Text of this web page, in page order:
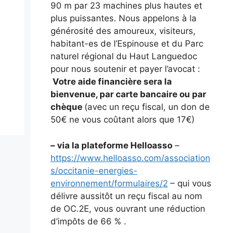
90 m par 23 machines plus hautes et
plus puissantes. Nous appelons à la
générosité des amoureux, visiteurs,
habitant-es de l’Espinouse et du Parc
naturel régional du Haut Languedoc
pour nous soutenir et payer l’avocat :
Votre aide financière sera la
bienvenue, par carte bancaire ou par
chèque (avec un reçu fiscal, un don de
50€ ne vous coûtant alors que 17€)
– via la plateforme Helloasso–
https://www.helloasso.com/association
s/occitanie-energies-
environnement/formulaires/2 – qui vous
délivre aussitôt un reçu fiscal au nom
de OC.2E, vous ouvrant une réduction
d’impôts de 66 % .